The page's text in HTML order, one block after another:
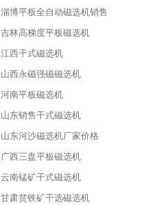
淄博平板全自动磁选机销售
吉林高梯度平板磁选机
江西干式磁选机
山西永磁强磁磁选机
河南平板磁选机
山东销售干式磁选机
山东河沙磁选机厂家价格
广西三盘平板磁选机
云南锰矿干式磁选机
甘肃贫铁矿干选磁选机